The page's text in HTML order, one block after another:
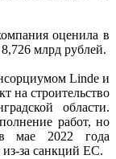
оценила в
млрд рублей.
Linde и
на строительство
области.
работ, но
в мае 2022 года
из-за санкций ЕС.